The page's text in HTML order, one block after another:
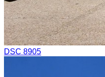
DSC 8905